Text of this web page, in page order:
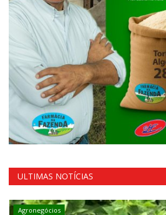
ULTIMAS NOTÍCIAS
Agronegócios